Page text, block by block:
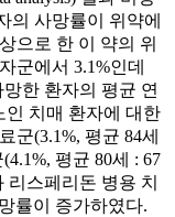
의 사망률이 위약에
으로 한 이 약의 위
군에서 3.1%인데
한 환자의 평균 연
인 치매 환자에 대한
군(3.1%, 평균 84세
평균 80세 : 67
리스페리돈 병용 치
률이 증가하였다.